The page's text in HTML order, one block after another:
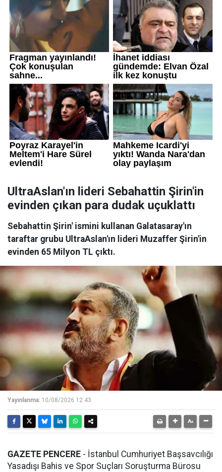
UltraAslan'ın lideri Sebahattin Şirin'in
evinden çıkan para dudak uçuklattı
Sebahattin Şirin' ismini kullanan Galatasaray'ın
taraftar grubu UltraAslan'ın lideri Muzaffer Şirin'in
evinden 65 Milyon TL çıktı.
Yayınlanma: 10/08/2026 12:43
GAZETE PENCERE - İstanbul Cumhuriyet Başsavcılığı
Yasadışı Bahis ve Spor Suçları Soruşturma Bürosu